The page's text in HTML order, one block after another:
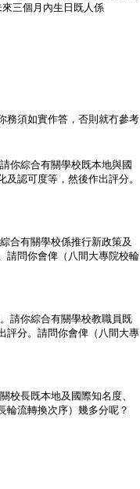
三個月內生日既人係
務須如實作答，否則就冇參考
你綜合有關學校既本地與國
認可度等，然後作出評分。
合有關學校係推行新政策及
請問你會俾（八間大專院校輪
請你綜合有關學校教職員既
評分。請問你會俾（八間大專
校長既本地及國際知名度、
輪流轉換次序）幾多分呢？